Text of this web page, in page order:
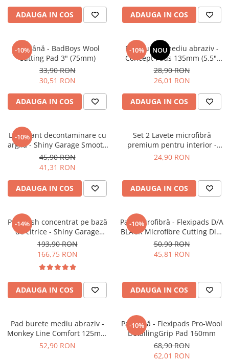
Tratament Plastice
Maşini de Polishat
Paste Polish
Paste Polish Gama Marină
Degresanţi
Pregătire Suprafeţe
Protecţii Ceramice
Sealant şi Quick Detailer
Ceară Auto
Interior
Textile
Tratamente şi Întreţinere
Textile
Plastice
Odorizante
Accesorii
Recondiţionare Piele
ADAUGA IN COS ADAUGA IN COS
-10%
Pad lână - BadBoys Wool
Cutting Pad 3" (75mm)
33,90 RON
30,51 RON
ADAUGA IN COS
-10% NOU
Pad burete mediu abraziv -
Concept Pads 135mm (5.5")
Yellow Polishing Pad
28,90 RON
26,01 RON
ADAUGA IN COS
-10%
Lubrifiant decontaminare cu
argilă - Shiny Garage Smooth
Clay Lube (500ml)
45,90 RON
41,31 RON
ADAUGA IN COS
Set 2 Lavete microfibră
premium pentru interior -
Premium Microfibres 400gsm
24,90 RON
ADAUGA IN COS
-14%
Pre-wash concentrat pe bază
de citrice - Shiny Garage
Citrus Infused TFR (5L)
193,90 RON
166,75 RON
ADAUGA IN COS
-10%
Pad microfibră - Flexipads D/A
BLACK Microfibre Cutting Disc
5" (125mm)
50,90 RON
45,81 RON
ADAUGA IN COS
Pad burete mediu abraziv -
Monkey Line Comfort 125mm
(5") Medium Polishing
52,90 RON
-10%
Pad lână - Flexipads Pro-Wool
DetailingGrip Pad 160mm
68,90 RON
62,01 RON